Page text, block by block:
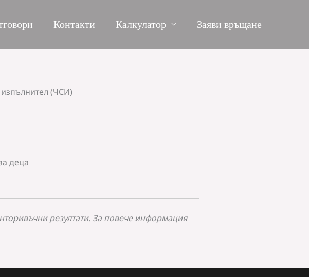
Контакти Калкулатор Заяви връщане
(ЧСИ)
деца
резултати. За повече информация